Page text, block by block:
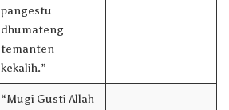
pangestu
dhumateng
temanten
kekalih.”
“Mugi Gusti Allah